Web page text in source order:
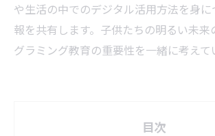
や生活の中でのデジタル活用方法を身
報を共有します。子供たちの明るい未来
グラミング教育の重要性を一緒に考えて
目次